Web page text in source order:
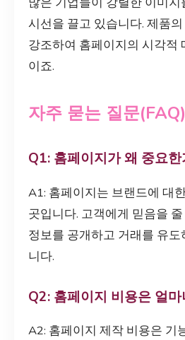
시선을 끌고 있습니다. 제품
강조하여 홈페이지의 시각적
이죠.
자주 묻는 질문(FAQ)
Q1: 홈페이지가 왜 중요한
A1: 홈페이지는 브랜드에 대
곳입니다. 고객에게 믿음을
정보를 공개하고 거래를 유
니다.
Q2: 홈페이지 비용은 얼
A2: 홈페이지 제작 비용은 기